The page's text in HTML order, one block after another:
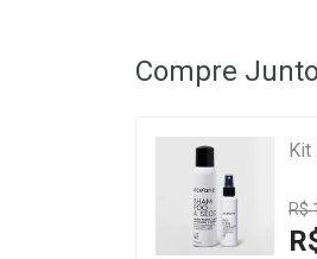
Compre
Kit
R$